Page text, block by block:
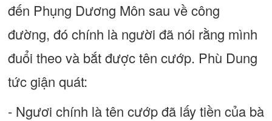
đến Phụng Dương Môn sau về công
đường, đó chính là người đã nói rằng mình
đuổi theo và bắt được tên cướp. Phù Dung
tức giận quát:
- Ngươi chính là tên cướp đã lấy tiền của bà